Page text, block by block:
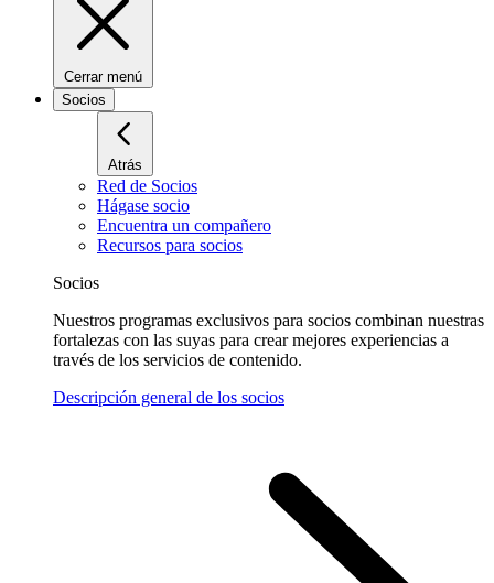
Cerrar menú
Socios
Atrás
Red de Socios
Hágase socio
Encuentra un compañero
Recursos para socios
Socios
Nuestros programas exclusivos para socios combinan nuestras
fortalezas con las suyas para crear mejores experiencias a
través de los servicios de contenido.
Descripción general de los socios